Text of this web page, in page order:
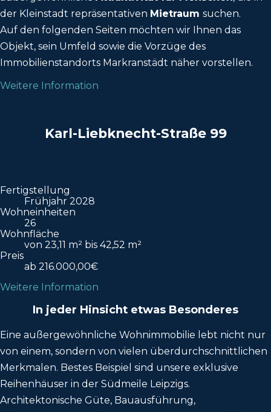
der Kleinstadt repräsentativen Mietraum suchen.
Auf den folgenden Seiten möchten wir Ihnen das
Objekt, sein Umfeld sowie die Vorzüge des
Immobilienstandorts Markranstädt näher vorstellen.
Weitere Information
Karl-Liebknecht-Straße 99
Fertigstellung
Frühjahr 2028
Wohneinheiten
26
Wohnfläche
von 23,11 m² bis 42,52 m²
Preis
ab 216.000,00€
Weitere Information
In jeder Hinsicht etwas Besonderes
Eine außergewöhnliche Wohnimmobilie lebt nicht nur
von einem, sondern von vielen überdurchschnittlichen
Merkmalen. Bestes Beispiel sind unsere exklusive
Reihenhäuser in der Südmeile Leipzigs.
Architektonische Güte, Bauausführung,